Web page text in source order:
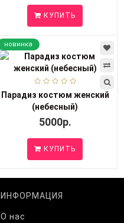
КУПИТЬ
новинка
Парадиз костюм женский
(небесный)
5000р.
КУПИТЬ
ИНФОРМАЦИЯ
О нас